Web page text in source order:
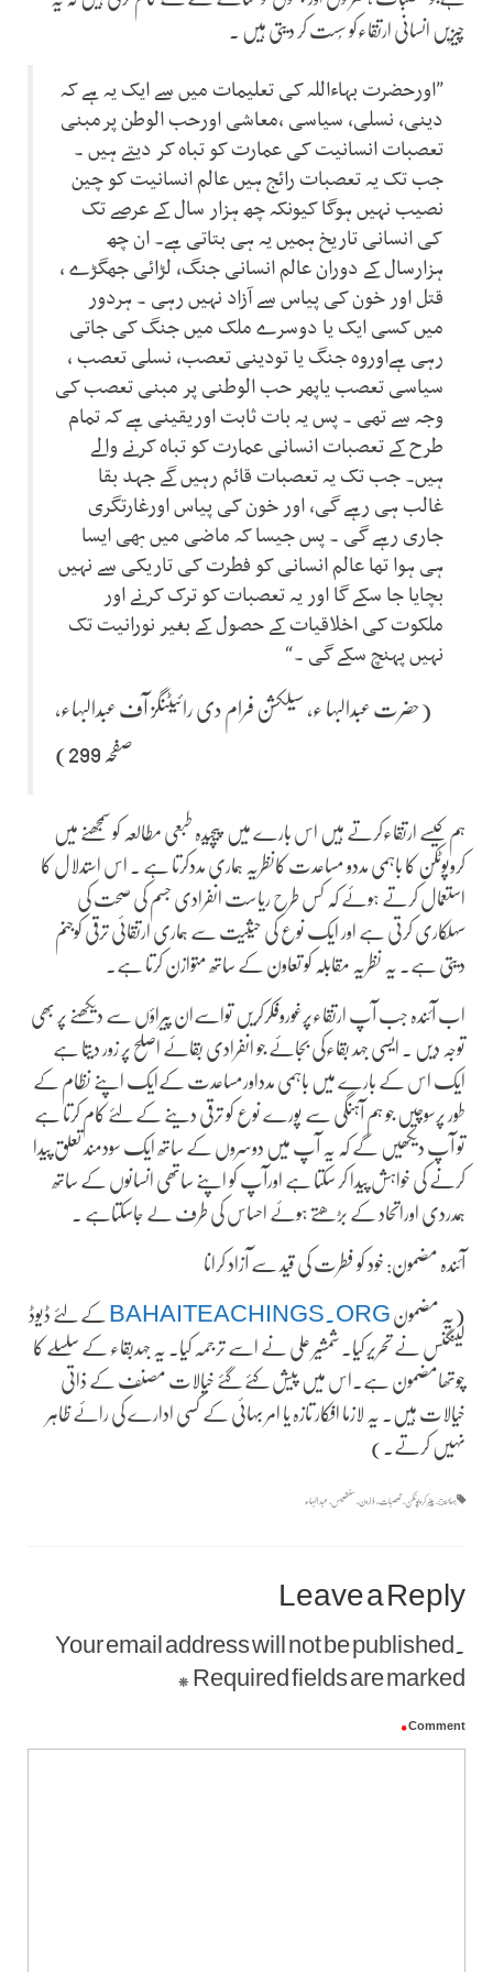
چیزیں انسانی ارتقاءکو سُست کر دیتی ہیں ۔
”اورحضرت بہاءاللہ کی تعلیمات میں سے ایک یہ ہے کہ
دینی، نسلی، سیاسی ،معاشی اورحب الوطن پرمبنی
تعصبات انسانیت کی عمارت کو تباہ کر دیتے ہیں ۔
جب تک یہ تعصبات رائج ہیں عالم انسانیت کو چین
نصیب نہیں ہوگا کیونکہ چھ ہزار سال کے عرصے تک
کی انسانی تاریخ ہمیں یہ ہی بتاتی ہے۔ ان چھ
ہزارسال کے دوران عالم انسانی جنگ، لڑائی جھگڑے ،
قتل اور خون کی پیاس سے آزاد نہیں رہی ۔ ہردور
میں کسی ایک یا دوسرے ملک میں جنگ کی جاتی
رہی ہےاوروہ جنگ یا تودینی تعصب، نسلی تعصب ،
سیاسی تعصب یاپھر حب الوطنی پر مبنی تعصب کی
وجہ سے تھی ۔ پس یہ بات ثابت اوریقینی ہے کہ تمام
طرح کے تعصبات انسانی عمارت کو تباہ کرنے والے
ہیں۔ جب تک یہ تعصبات قائم رہیں گے جہد بقا
غالب ہی رہے گی، اور خون کی پیاس اورغارتگری
جاری رہے گی ۔ پس جیسا کہ ماضی میں بھی ایسا
ہی ہوا تھا عالم انسانی کو فطرت کی تاریکی سے نہیں
بچایا جا سکے گا اور یہ تعصبات کو ترک کرنے اور
ملکوت کی اخلاقیات کے حصول کے بغیر نورانیت تک
نہیں پہنچ سکے گی ۔“
(حضرت عبدالبہا ء، سیلکشن فرام دی رائیٹنگز آف عبدالبہاء،
صفحہ 299)
ہم کیسے ارتقاءکرتے ہیں اس بارے میں پیچیدہ طبعی مطالعہ کو سمجھنے میں
کروپوٹکن کا باہمی مددو مساعدت کانظریہ ہماری مددکرتا ہے ۔ اس استدلال کا
استعمال کرتے ہوئے کہ کس طرح ریاست انفرادی جسم کی صحت کی
سہلکاری کرتی ہے اور ایک نوع کی حیثیت سے ہماری ارتقائی ترقی کوجنم
دیتی ہے۔ یہ نظریہ مقابلہ کو تعاون کے ساتھ متوازن کرتا ہے۔
اب آئندہ جب آپ ارتقاءپرغوروفکرکریں تواسےان پیراؤں سے دیکھنے پر بھی
توجہ دیں ۔ ایسی جہد بقاءکی بجائے جو انفرادی بقائے اصلح پر زور دیتا ہے
ایک اس کے بارے میں باہمی مدداورمساعدت کےایک اپنے نظام کے
طور پرسوچیں جو ہم آہنگی سے پورے نوع کو ترقی دینے کے لئے کام کرتا ہے
تو آپ دیکھیں گے کہ یہ آپ میں دوسروں کے ساتھ ایک سودمند تعلق پیدا
کرنے کی خواہش پیدا کر سکتا ہے اورآپ کو اپنے ساتھی انسانوں کے ساتھ
ہمدردی اوراتحاد کے بڑھتے ہوئے احساس کی طرف لے جاسکتاہے ۔
آئندہ مضمون: خود کو فطرت کی قید سے آزاد کرانا
(یہ مضمون BAHAITEACHINGS.ORG
کے لئے ڈیوڈ
لینگنس نے تحریر کیا۔ شمشیر علی نے اسے ترجمہ کیا۔ یہ جہدبقاء کے سلسلے کا
چوتھامضمون ہے۔اس میں پیش کئے گئے خیالات مصنف کے ذاتی
خیالات ہیں۔ یہ لازما افکار تازہ یا امر بہائی کے کسی ادارے کی رائے ظاہر
نہیں کرتے۔)
بہائئ, پیٹر کروپوٹکن , تعصبات, ڈارون, سنتھیسس , عبدالبہاء
Leave a Reply
Your email address will not be published.
Required fields are marked
*
Comment
*